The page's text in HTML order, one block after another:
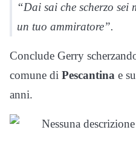
“Dai sai che scherzo sei
un tuo ammiratore”.
Conclude Gerry
comune di Pescantina e
anni.